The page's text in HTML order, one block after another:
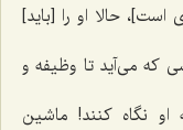
است]، حالا او را [باید]
که می‌آید تا وظیفه و
او نگاه کنند! ماشین